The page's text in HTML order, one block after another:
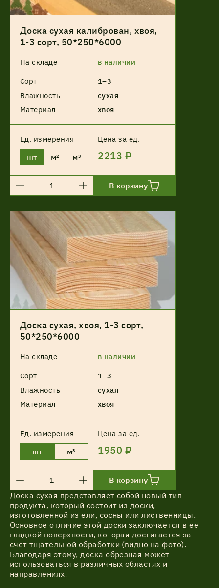
Акции
Статьи
Контакты
Доска сухая калиброван, хвоя,
1-3 сорт, 50*250*6000
На складе в наличии
Сорт
1–3
Влажность
сухая
Материал
хвоя
Ед. измерения Цена за ед.
шт м² м³ 2213 ₽
В корзину
Доска сухая, хвоя, 1-3 сорт,
50*250*6000
На складе в наличии
Сорт
1–3
Влажность
сухая
Материал
хвоя
Ед. измерения Цена за ед.
шт м³ 1950 ₽
В корзину
Доска сухая представляет собой новый тип
продукта, который состоит из доски,
изготовленной из ели, сосны или лиственницы.
Основное отличие этой доски заключается в ее
гладкой поверхности, которая достигается за
счет тщательной обработки (видно на фото).
Благодаря этому, доска обрезная может
использоваться в различных областях и
направлениях.
персональных данных
Соглашение об обработке